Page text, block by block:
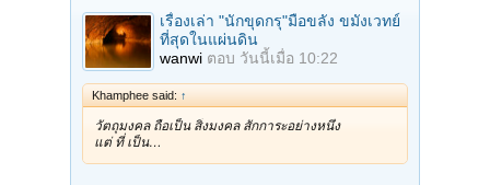
เรื่องเล่า "นักขุดกรุ"มือขลัง ขมังเวทย์
ที่สุดในแผ่นดิน
wanwi ตอบ วันนี้เมื่อ 10:22
Khamphee said: ↑
วัตถุมงคล ถือเป็น สิ่งมงคล สักการะอย่างหนึ่ง
แต่ ที่ เป็น…